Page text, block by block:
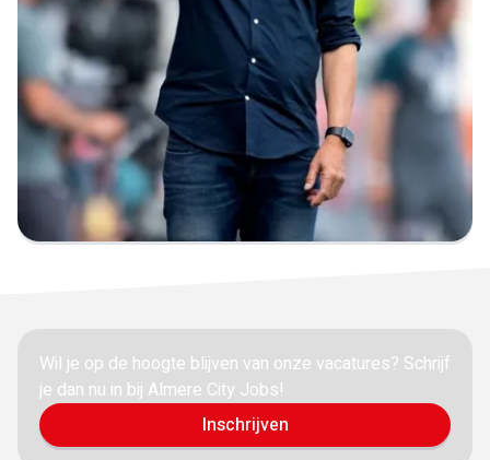
Wil je op de hoogte blijven van onze vacatures? Schrijf
je dan nu in bij Almere City Jobs!
Inschrijven